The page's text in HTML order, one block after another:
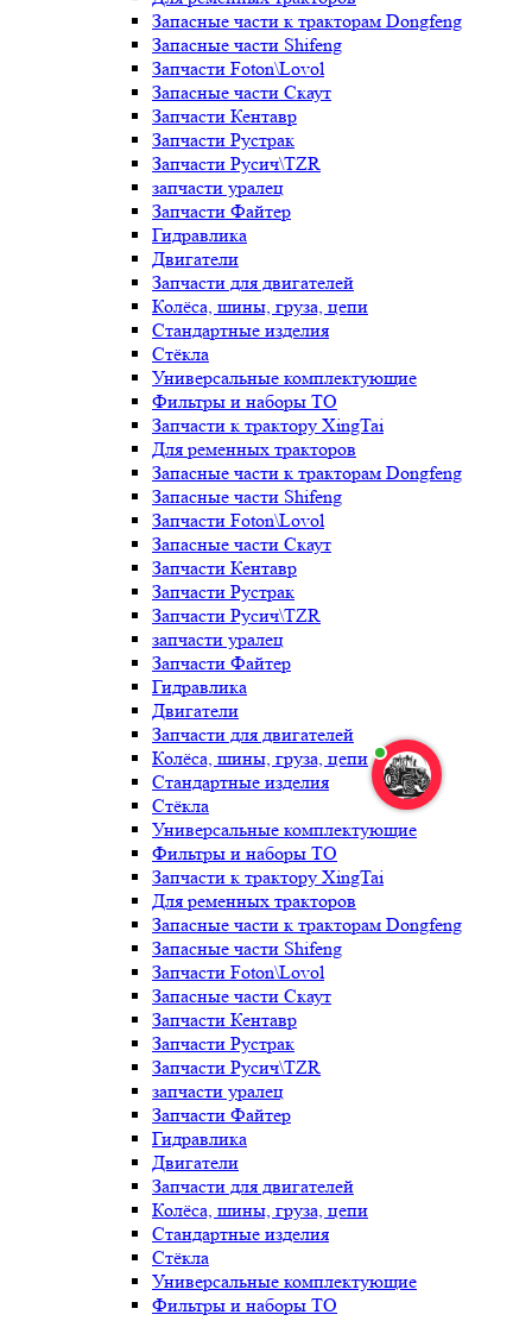
Запасные части к тракторам Dongfeng
Запасные части Shifeng
Запчасти Foton\Lovol
Запасные части Скаут
Запчасти Кентавр
Запчасти Рустрак
Запчасти Русич\TZR
запчасти уралец
Запчасти Файтер
Гидравлика
Двигатели
Запчасти для двигателей
Колёса, шины, груза, цепи
Стандартные изделия
Стёкла
Универсальные комплектующие
Фильтры и наборы ТО
Запчасти к трактору XingTai
Для ременных тракторов
Запасные части к тракторам Dongfeng
Запасные части Shifeng
Запчасти Foton\Lovol
Запасные части Скаут
Запчасти Кентавр
Запчасти Рустрак
Запчасти Русич\TZR
запчасти уралец
Запчасти Файтер
Гидравлика
Двигатели
Запчасти для двигателей
Колёса, шины, груза, цепи
Стандартные изделия
Стёкла
Универсальные комплектующие
Фильтры и наборы ТО
Запчасти к трактору XingTai
Для ременных тракторов
Запасные части к тракторам Dongfeng
Запасные части Shifeng
Запчасти Foton\Lovol
Запасные части Скаут
Запчасти Кентавр
Запчасти Рустрак
Запчасти Русич\TZR
запчасти уралец
Запчасти Файтер
Гидравлика
Двигатели
Запчасти для двигателей
Колёса, шины, груза, цепи
Стандартные изделия
Стёкла
Универсальные комплектующие
Фильтры и наборы ТО